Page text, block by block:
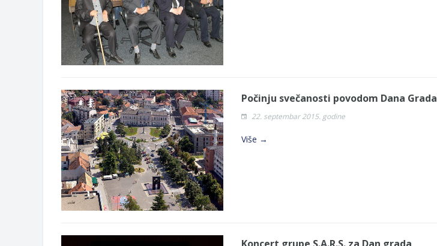
Počinju svečanosti povodom Dana Grada
22. septembar 2015. godine
Više →